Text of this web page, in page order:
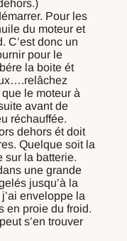
Pour les
du moteur et
C’est donc un
pour le
la boite ét
le moteur à
avant de
réchauffée.
dehors ét doit
Quelque soit la
sur la batterie.
une grande
jusqu’à la
enveloppe la
en proie du froid.
s’en trouver